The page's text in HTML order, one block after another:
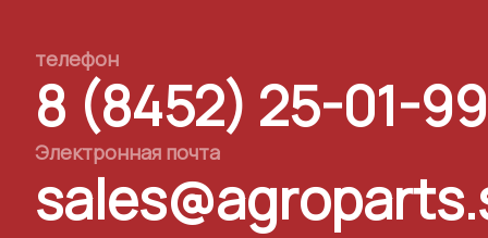
телефон
8 (8452) 25-01-99
Электронная почта